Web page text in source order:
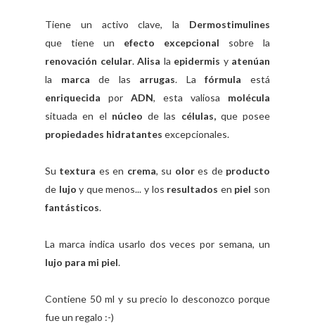
Tiene un activo clave, la Dermostimulines
que
tiene un efecto excepcional sobre la
renovación celular. Alisa la epidermis y atenúan
la marcade las arrugas. Lafórmula está
enriquecida por ADN, esta valiosa molécula
situada en el núcleo de las células,que posee
propiedades hidratantes excepcionales.
Su textura es en crema, su olores deproducto
de lujo y que menos... y los resultados en piel son
fantásticos.
La marca indica usarlo dos veces por semana, un
lujo para mi piel.
Contiene 50 ml y su precio lo desconozco porque
fue un regalo :-)